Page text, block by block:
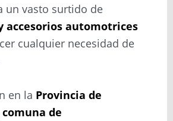
un vasto surtido de
accesorios automotrices
cualquier necesidad de
en la Provincia de
comuna de